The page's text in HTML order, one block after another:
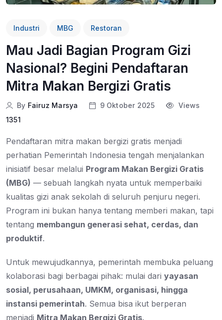
Industri MBG Restoran
Mau Jadi Bagian Program Gizi
Nasional? Begini Pendaftaran
Mitra Makan Bergizi Gratis
By Fairuz Marsya 9 Oktober 2025
Views
1351
Pendaftaran mitra makan bergizi gratis menjadi
perhatian Pemerintah Indonesia tengah menjalankan
inisiatif besar melalui Program Makan Bergizi Gratis
(MBG) — sebuah langkah nyata untuk memperbaiki
kualitas gizi anak sekolah di seluruh penjuru negeri.
Program ini bukan hanya tentang memberi makan, tapi
tentang membangun generasi sehat, cerdas, dan
produktif.
Untuk mewujudkannya, pemerintah membuka peluang
kolaborasi bagi berbagai pihak: mulai dari yayasan
sosial, perusahaan, UMKM, organisasi, hingga
instansi pemerintah. Semua bisa ikut berperan
menjadi Mitra Makan Bergizi Gratis.